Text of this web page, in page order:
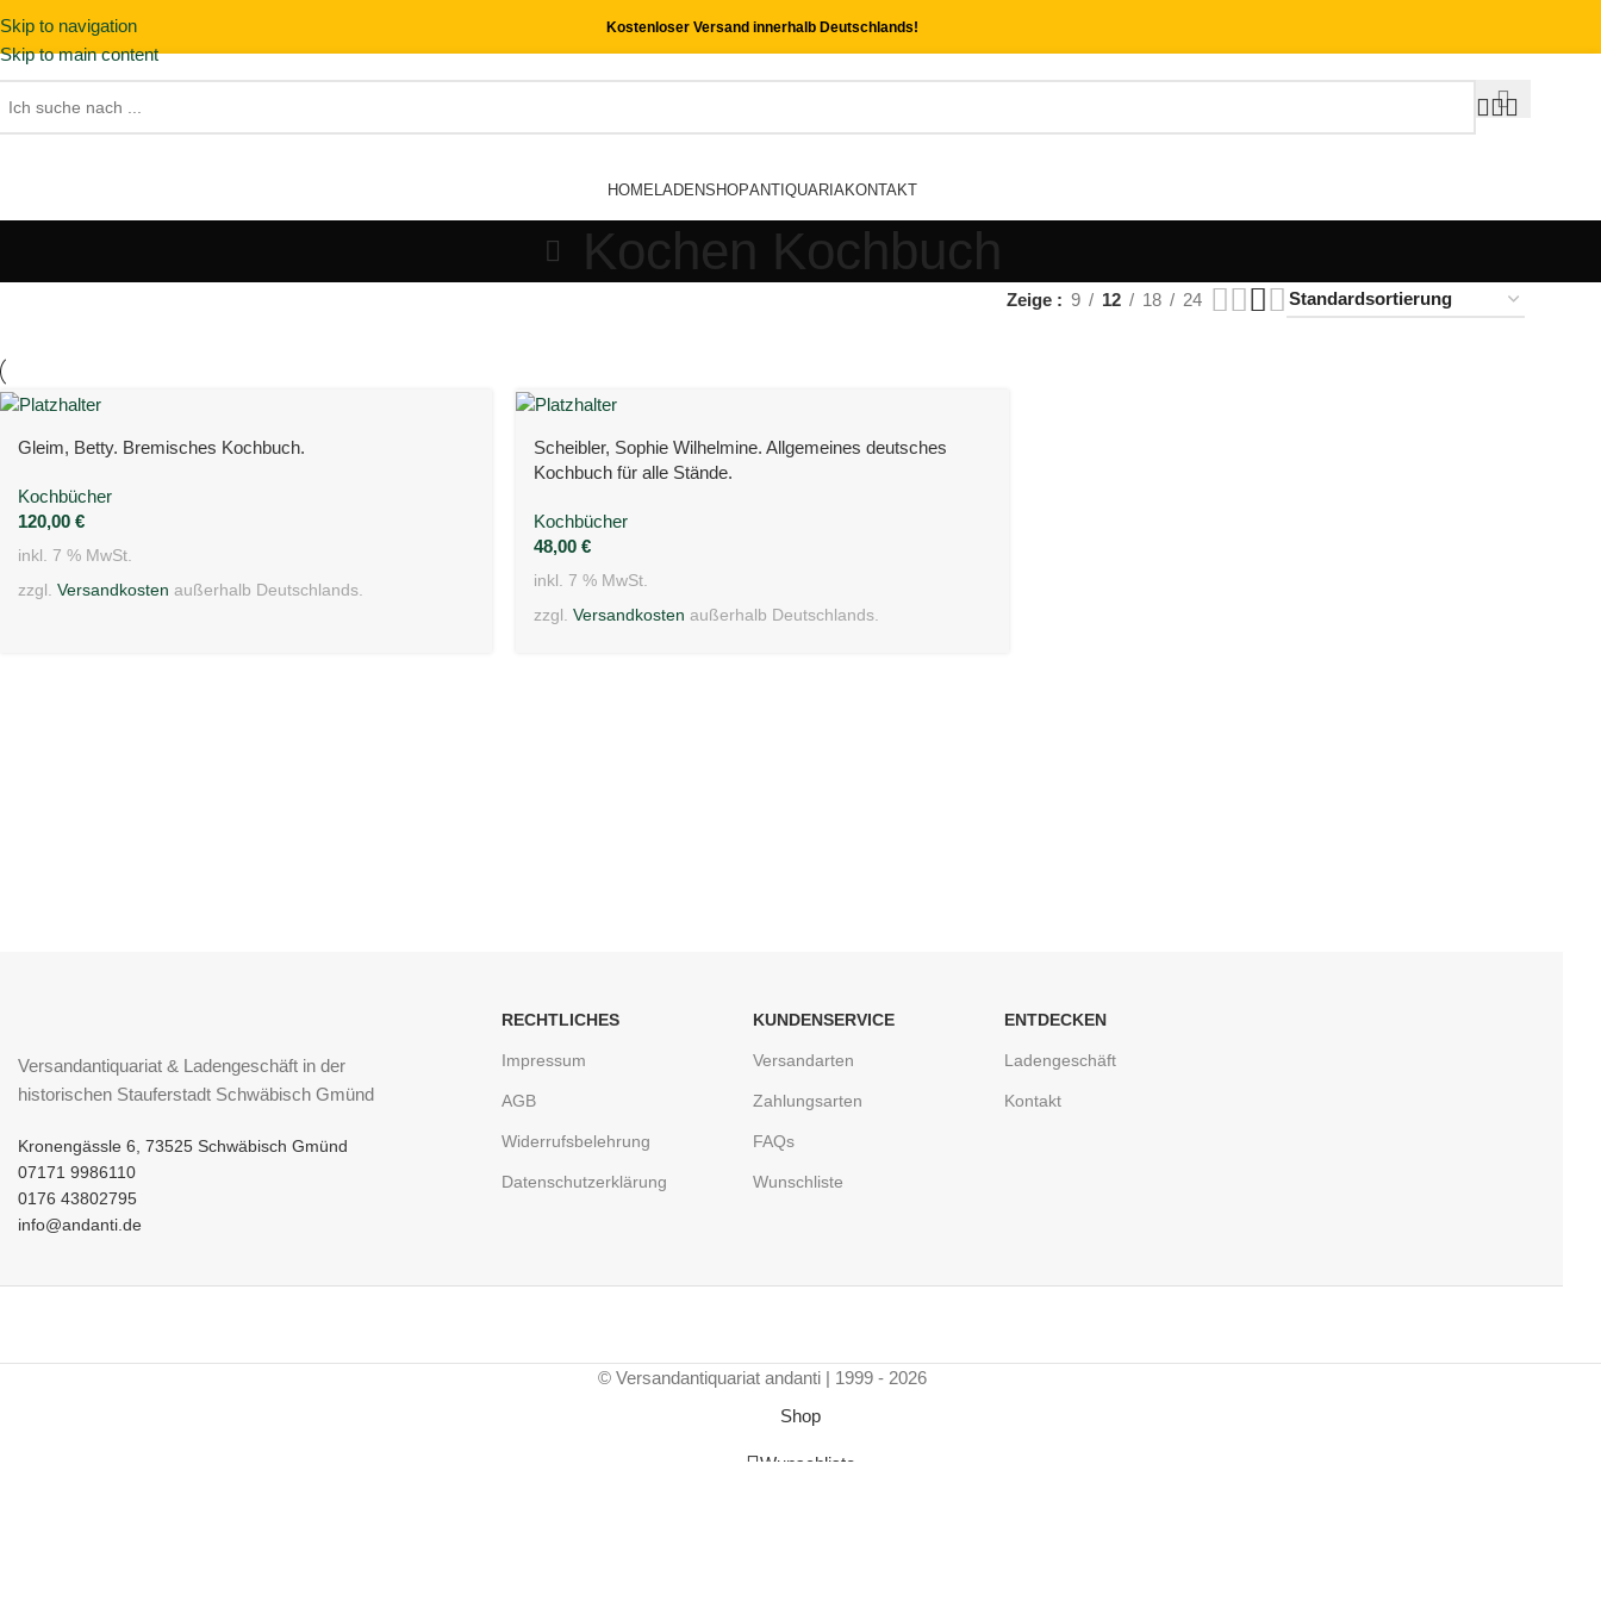
Skip to navigation
Skip to main content
Kostenloser Versand innerhalb Deutschlands!
HOME LADENSHOPANTIQUARIAKONTAKT
Kochen Kochbuch
Zeige 9 12 18 24
Gleim, Betty. Bremisches Kochbuch.
Kochbücher
120,00 €
inkl. 7 % MwSt.
zzgl. Versandkosten außerhalb Deutschlands.
Scheibler, Sophie Wilhelmine. Allgemeines deutsches
Kochbuch für alle Stände.
Kochbücher
48,00€
inkl. 7 % MwSt.
zzgl.Versandkosten außerhalb Deutschlands.
Versandantiquariat & Ladengeschäft in der
historischen Stauferstadt Schwäbisch Gmünd
Kronengässle 6, 73525 Schwäbisch Gmünd
07171 9986110
0176 43802795
info@andanti.de
RECHTLICHES
Impressum
AGB
Widerrufsbelehrung
Datenschutzerklärung
KUNDENSERVICE
Versandarten
Zahlungsarten
FAQs
Wunschliste
ENTDECKEN
Ladengeschäft
Kontakt
© Versandantiquariat andanti | 1999 - 2026
Shop
Wunschliste